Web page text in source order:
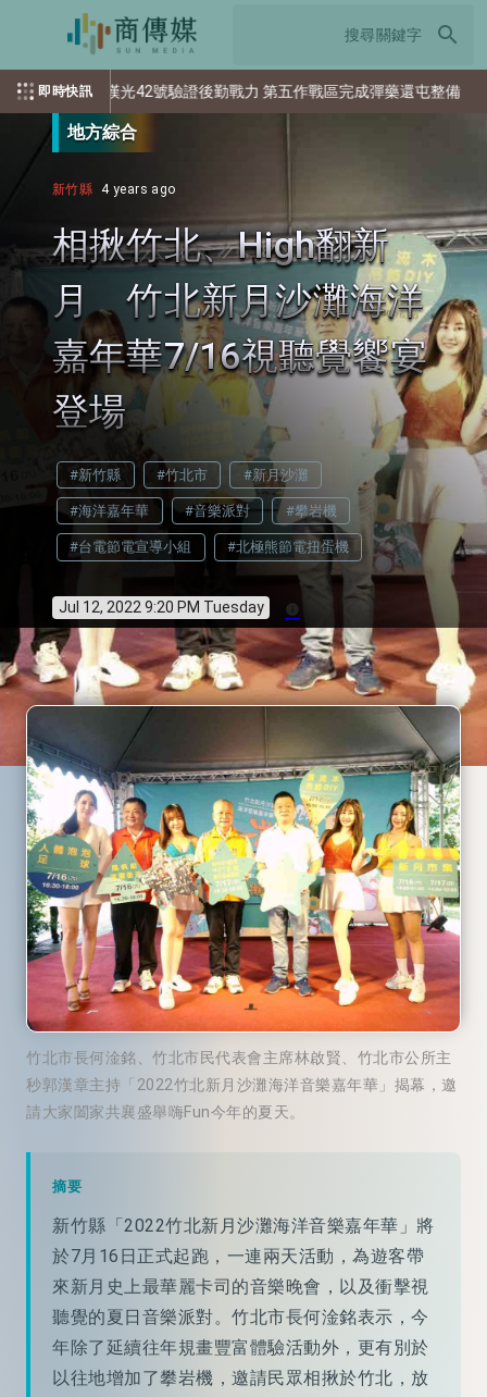
search
即時快訊
號驗證後勤戰力 第五作戰區完成彈藥還屯整備 美國空軍大
地方綜合
新竹縣 4 years ago
相揪竹北、High翻新
月 竹北新月沙灘海洋
嘉年華7/16視聽覺饗宴
登場
#新竹縣 #竹北市 #新月沙灘
#海洋嘉年華 #音樂派對 #攀岩機
#台電節電宣導小組 #北極熊節電扭蛋機
Jul 12, 2022 9:20 PM Tuesday info
竹北市長何淦銘、竹北市民代表會主席林啟賢、竹北市公所主
秒郭漢章主持「2022竹北新月沙灘海洋音樂嘉年華」揭幕，邀
請大家闔家共襄盛舉嗨Fun今年的夏天。
摘要
新竹縣「2022竹北新月沙灘海洋音樂嘉年華」將
於7月16日正式起跑，一連兩天活動，為遊客帶
來新月史上最華麗卡司的音樂晚會，以及衝擊視
聽覺的夏日音樂派對。竹北市長何淦銘表示，今
年除了延續往年規畫豐富體驗活動外，更有別於
以往地增加了攀岩機，邀請民眾相揪於竹北，放